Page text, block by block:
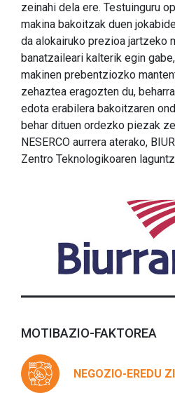
zeinahi dela ere. Testuinguru
makina bakoitzak duen
da alokairuko prezioa jartzeko
banatzaileari kalterik egin
makinen prebentziozko
zehaztea eragozten du,
edota erabilera bakoitzaren
behar dituen ordezko piezak
NESERCO aurrera aterako,
Zentro Teknologikoaren
MOTIBAZIO-FAKTOREA
NEGOZIO-EREDU